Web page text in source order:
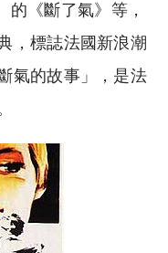
《斷了氣》等，
，標誌法國新浪潮
氣的故事」，是法